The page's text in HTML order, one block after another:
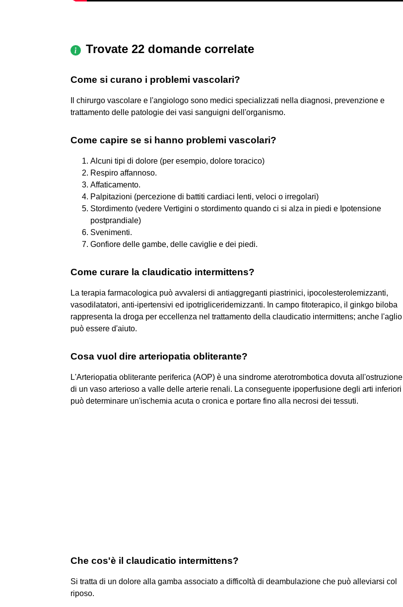
Trovate 22 domande correlate
Come si curano i problemi vascolari?
Il chirurgo vascolare e l'angiologo sono medici specializzati nella diagnosi, prevenzione e
trattamento delle patologie dei vasi sanguigni dell'organismo.
Come capire se si hanno problemi vascolari?
Alcuni tipi di dolore (per esempio, dolore toracico)
Respiro affannoso.
Affaticamento.
Palpitazioni (percezione di battiti cardiaci lenti, veloci o irregolari)
Stordimento (vedere Vertigini o stordimento quando ci si alza in piedi e Ipotensione
postprandiale)
Svenimenti.
Gonfiore delle gambe, delle caviglie e dei piedi.
Come curare la claudicatio intermittens?
La terapia farmacologica può avvalersi di antiaggreganti piastrinici, ipocolesterolemizzanti,
vasodilatatori, anti-ipertensivi ed ipotrigliceridemizzanti. In campo fitoterapico, il ginkgo biloba
rappresenta la droga per eccellenza nel trattamento della claudicatio intermittens; anche l'aglio
può essere d'aiuto.
Cosa vuol dire arteriopatia obliterante?
L'Arteriopatia obliterante periferica (AOP) è una sindrome aterotrombotica dovuta all'ostruzione
di un vaso arterioso a valle delle arterie renali. La conseguente ipoperfusione degli arti inferiori
può determinare un'ischemia acuta o cronica e portare fino alla necrosi dei tessuti.
Che cos'è il claudicatio intermittens?
Si tratta di un dolore alla gamba associato a difficoltà di deambulazione che può alleviarsi col
riposo.